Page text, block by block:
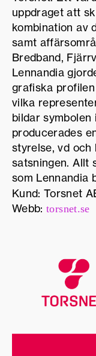
uppdraget att
kombination av
samt
Bredband,
Lennandia
grafiska profilen
vilka
bildar symbolen
producerades
styrelse, vd och
satsningen. Allt
som Lennandia
Kund: Torsnet
Webb:torsnet.se